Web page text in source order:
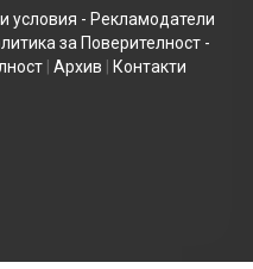
условия - Рекламодатели
за Поверителност -
Архив Контакти